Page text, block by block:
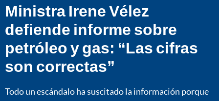
Ministra Irene Vélez
defiende informe sobre
petróleo y gas: “Las cifras
son correctas”
Todo un escándalo ha suscitado la información porque